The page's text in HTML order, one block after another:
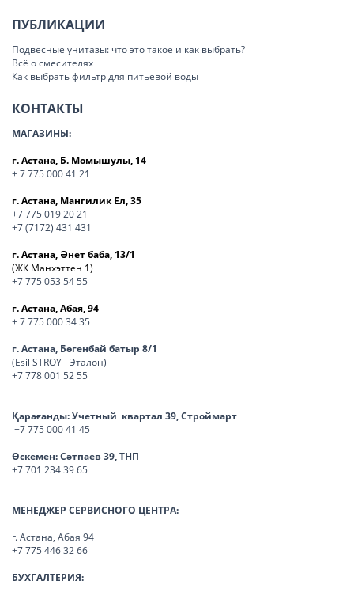
ПУБЛИКАЦИИ
Подвесные унитазы: что это такое и как выбрать?
Всё о смесителях
Как выбрать фильтр для питьевой воды
КОНТАКТЫ
МАГАЗИНЫ:
г. Астана, Б. Момышулы, 14
+ 7 775 000 41 21
г. Астана, Мангилик Ел, 35
+7 775 019 20 21
+7 (7172) 431 431
г. Астана, Әнет баба, 13/1
(ЖК Манхэттен 1)
+7 775 053 54 55
г. Астана, Абая, 94
+ 7 775 000 34 35
г. Астана, Бөгенбай батыр 8/1
(Esil STROY - Эталон)
+7 778 001 52 55
Қарағанды:Учетный квартал 39, Строймарт
+7 775 000 41 45
Өскемен:Сәтпаев 39, ТНП
+7 701 234 39 65
МЕНЕДЖЕР СЕРВИСНОГО ЦЕНТРА:
г. Астана, Абая 94
+7 775 446 32 66
БУХГАЛТЕРИЯ: